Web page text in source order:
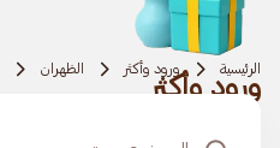
الرئيسية ورود وأكثر الظهران
ورود وأكثر